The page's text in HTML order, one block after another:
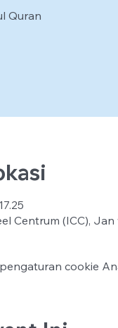
Quran
Centrum (ICC),
cookie